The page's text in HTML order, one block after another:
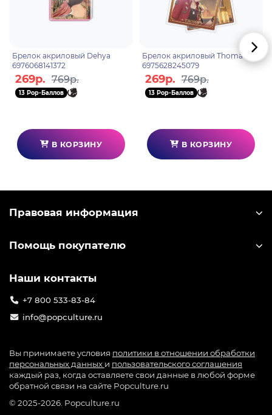
Брелок акриловый Dehya
6976068141372
269р. 769р.
13 Pop-Баллов
В КОРЗИНУ
Брелок акриловый Thoma
6975628245079
269р. 769р.
13 Pop-Баллов
В КОРЗИНУ
Правовая информация
Помощь покупателю
Наши контакты
+7 800 533-83-84
info@popculture.ru
Вы принимаете условия политики в отношении обработки
персональных данных и пользовательского соглашения
каждый раз, когда оставляете свои данные в любой форме
обратной связи на сайте Popculture.ru
© 2025-2026. Popculture.ru